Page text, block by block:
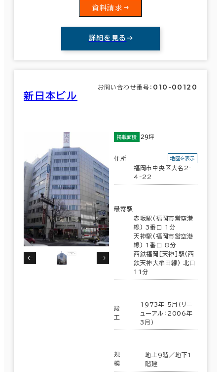
資料請求
詳細を見る
新日本ビル
お問い合わせ番号： 010-00120
掲載面積 29坪
住所
福岡市中央区大名2-
4-22
地図を表示
最寄駅
赤坂駅(福岡市営空港
線) 3番口 1分
天神駅(福岡市営空港
線) 1番口 8分
西鉄福岡[天神]駅(西
鉄天神大牟田線) 北口
11分
竣
工
1973年 5月（リニ
ューアル：2006年
3月）
規
模
地上9階／地下1
階建
エリアを追加・変更する
(28)
～
複数フロアを含む
賃料選択（共益費含）
賃料非公開物件を含む
駅徒歩
3分以内
5分以内
10分以内